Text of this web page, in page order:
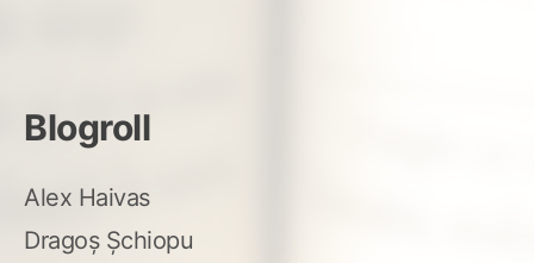
Blogroll
Alex Haivas
Dragoș Șchiopu